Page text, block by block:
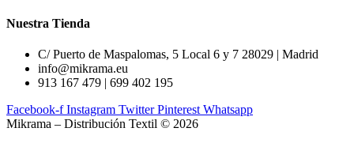
Nuestra Tienda
C/ Puerto de Maspalomas, 5 Local 6 y 7 28029 | Madrid
info@mikrama.eu
913 167 479 | 699 402 195
Facebook-f Instagram Twitter Pinterest Whatsapp
Mikrama – Distribución Textil © 2026